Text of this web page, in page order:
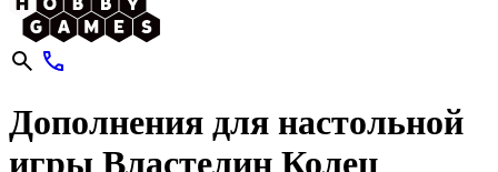
Дополнения для настольной
игры Властелин Колец